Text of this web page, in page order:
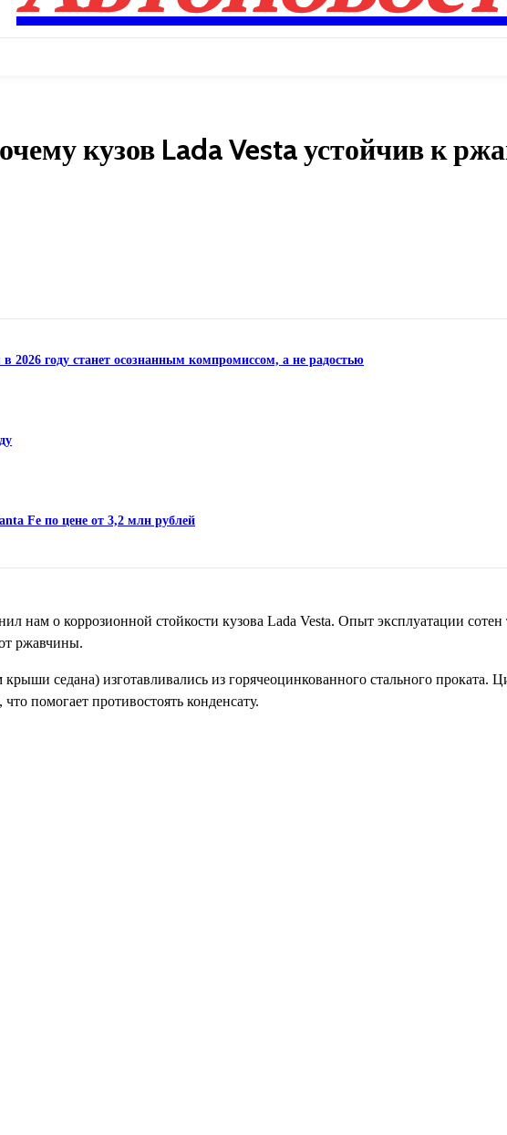
кузов Lada Vesta устойчив к
2026 году станет осознанным компромиссом, а не радостью
Fe по цене от 3,2 млн рублей
нам о коррозионной стойкости кузова Lada Vesta. Опыт эксплуатации сотен
ржавчины.
седана) изготавливались из горячеоцинкованного стального проката.
помогает противостоять конденсату.